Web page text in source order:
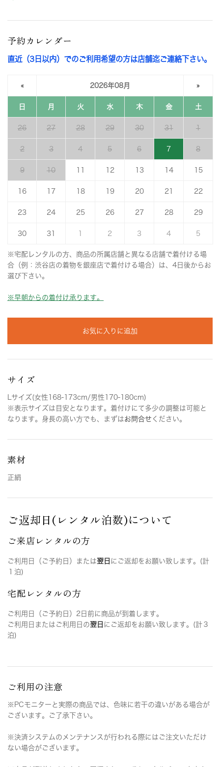
予約カレンダー
直近（3日以内）でのご利用希望の方は店舗迄ご連絡下さい。
« 2026年08月 »
日 月 火 水 木 金 土
26 27 28 29 30 31 1
2 3 4 5 6 7 8
9 10 12 13 14 15
16 17 18 19 20 21 22
23 24 25 26 27 28 29
30 31 2 3 4 5
※宅配レンタルの方、商品の所属店舗と異なる店舗で着付ける場
合（例：渋谷店の着物を銀座店で着付ける場合）は、4日後からお
選び下さい。
※早朝からの着付け承ります。
お気に入りに追加
サイズ
Lサイズ(女性168-173cm/男性170-180cm)
※表示サイズは目安となります。着付けにて多少の調整は可能と
なります。身長の高い方でも、まずはお問合せ ください。
素材
正絹
ご返却日(レンタル泊数)について
ご来店レンタルの方
ご利用日（ご予約日）または翌日 にご返却をお願い致します。(計
１泊)
宅配レンタルの方
ご利用日（ご予約日）2日前に商品が到着します。
ご利用日またはご利用日の翌日 にご返却をお願い致します。(計３
泊)
ご利用の注意
※PCモニターと実際の商品では、色味に若干の違いがある場合が
ございます。ご了承下さい。
※決済システムのメンテナンスが行われる際にはご注文いただけ
ない場合がございます。